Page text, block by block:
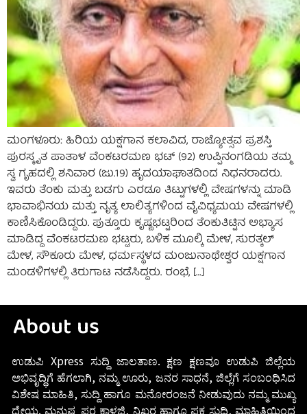
ಮಂಗಳೂರು: ಹಿರಿಯ ಯಕ್ಷಗಾನ ಕಲಾವಿದ, ರಾಜ್ಯೋತ್ಸವ ಪ್ರಶಸ್ತಿ
ಪುರಸ್ಕೃತ ಪಾತಾಳ ವೆಂಕಟರಮಣ ಭಟ್ (92) ಉಪ್ಪಿನಂಗಡಿಯ ತಮ್ಮ
ಸ್ವ ಗೃಹದಲ್ಲಿ ಶನಿವಾರ (ಜು.19) ಹೃದಯಾಘಾತದಿಂದ ನಿಧನರಾದರು.
ಇವರು ತೆಂಕು ಮತ್ತು ಬಡಗು ಎರಡೂ ತಿಟ್ಟುಗಳಲ್ಲಿ ವೇಷಗಳನ್ನು ಮಾಡಿ
ಭಾವಾಭಿನಯ ಮತ್ತು ನೃತ್ಯ ಲಾಲಿತ್ಯಗಳಿಂದ ವೈವಿಧ್ಯಮಯ ವೇಷಗಳಲ್ಲಿ
ಕಾಣಿಸಿಕೊಂಡಿದ್ದರು. ಪುತ್ತೂರು ಕೃಷ್ಣಭಟ್ಟರಿಂದ ತೆಂಕುತಿಟ್ಟಿನ ಅಭ್ಯಾಸ
ಮಾಡಿದ್ದ ವೆಂಕಟರಮಣ ಭಟ್ಟರು, ಬಳಿಕ ಮೂಲ್ಕಿ ಮೇಳ, ಸುರತ್ಕಲ್
ಮೇಳ, ಸೌಕೂರು ಮೇಳ, ಧರ್ಮಸ್ಥಳದ ಮಂಜುನಾಥೇಶ್ವರ ಯಕ್ಷಗಾನ
ಮಂಡಳಿಗಳಲ್ಲಿ ತಿರುಗಾಟ ನಡೆಸಿದ್ದರು. ರಂಭೆ, […]
About us
ಉಡುಪಿ Xpress ಸುದ್ದಿ ಜಾಲತಾಣ. ಕ್ಷಣ ಕ್ಷಣವೂ ಉಡುಪಿ ಜಿಲ್ಲೆಯ
ಅಭಿವೃದ್ಧಿಗೆ ಹೆಗಲಾಗಿ, ನಮ್ಮ ಊರು, ಜನರ ಸಾಧನೆ, ಜಿಲ್ಲೆಗೆ ಸಂಬಂಧಿಸಿದ
ವಿಶೇಷ ಮಾಹಿತಿ, ಸುದ್ದಿ ಹಾಗೂ ಮನೋರಂಜನೆ ನೀಡುವುದು ನಮ್ಮ ಮುಖ್ಯ
ಧ್ಯೇಯ. ಮನುಷ್ಯ ಪರ ಕಾಳಜಿ, ನಿಖರ ಹಾಗೂ ಪಕ್ವ ಸುದ್ದಿ, ಮಾಹಿತಿಯಿಂದ